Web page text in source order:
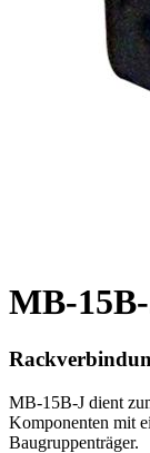
MB-
MB-15B-J dient
Komponenten mit
Baugruppenträger.